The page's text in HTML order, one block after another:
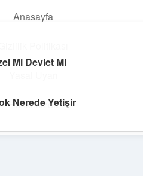
Anasayfa
Hakkımızda
Günlüğü
Mi Devlet Mi
Nerede Yetişir